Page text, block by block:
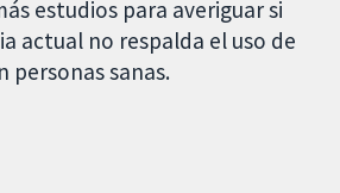
estudios para averiguar si
actual no respalda el uso de
personas sanas.